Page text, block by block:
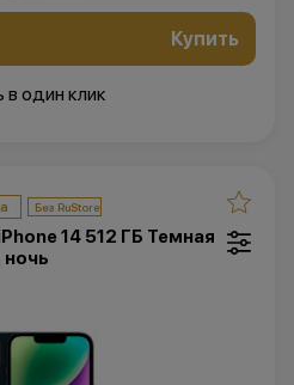
Купить
в один клик
14 512 ГБ Темная
ночь